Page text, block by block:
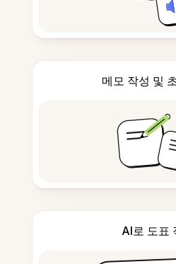
메모 작성 및
AI로 도표